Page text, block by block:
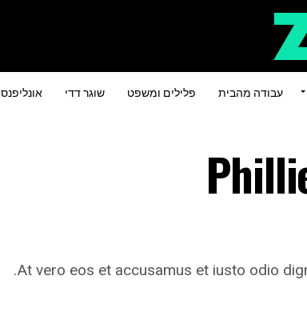
עבודה מהבית פלילים ומשפט שוגר דדי אונליפנס
At vero eos et accusamus et iusto odio